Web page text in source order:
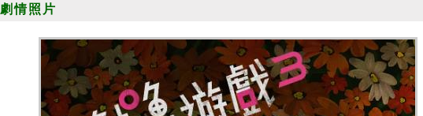
劇情照片